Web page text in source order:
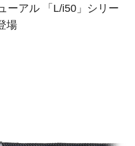
ーアル 「L/i50」シリー
場